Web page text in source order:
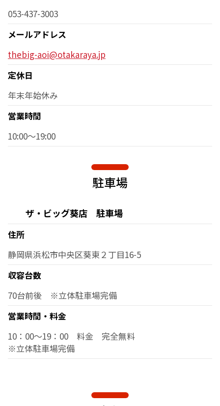
053-437-3003
メールアドレス
thebig-aoi@otakaraya.jp
定休日
年末年始休み
営業時間
10:00～19:00
駐車場
ザ・ビッグ葵店 駐車場
住所
静岡県浜松市中央区葵東２丁目16-5
収容台数
70台前後 ※立体駐車場完備
営業時間・料金
10：00～19：00 料金 完全無料
※立体駐車場完備